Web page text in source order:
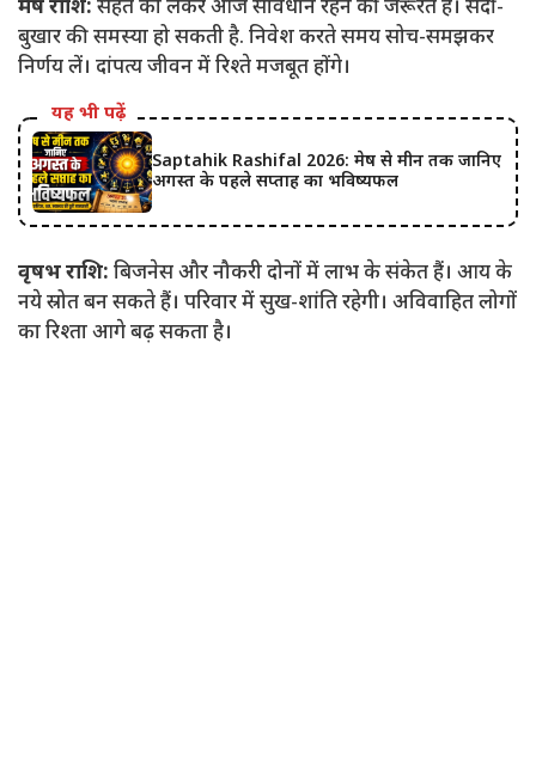
मेष राशि: सेहत को लेकर आज सावधान रहने की जरूरत है। सर्दी-
बुखार की समस्या हो सकती है. निवेश करते समय सोच-समझकर
निर्णय लें। दांपत्य जीवन में रिश्ते मजबूत होंगे।
यह भी पढ़ें
Saptahik Rashifal 2026: मेष से मीन तक जानिए
अगस्त के पहले सप्ताह का भविष्यफल
वृषभ राशि: बिजनेस और नौकरी दोनों में लाभ के संकेत हैं। आय के
नये स्रोत बन सकते हैं। परिवार में सुख-शांति रहेगी। अविवाहित लोगों
का रिश्ता आगे बढ़ सकता है।